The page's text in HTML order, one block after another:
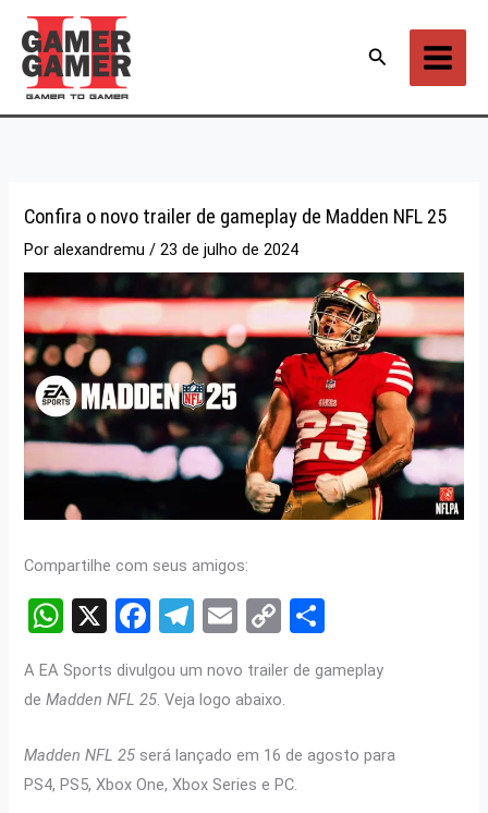
para
conteúdo
Pesquisar
Confira o novo trailer de gameplay de Madden NFL 25
Poralexandremu/23 de julho de 2024
Compartilhe com seus amigos:
W
at
A
p
X
F
ce
o
o
T
e
gr
a
m
E
ail
C
py
n
k
ar
A EA Sports divulgou um novo trailer de gameplay
deMadden NFL 25. Veja logo abaixo.
Madden NFL 25 será lançado em 16 de agosto para
PS4, PS5, Xbox One, Xbox Series e PC.